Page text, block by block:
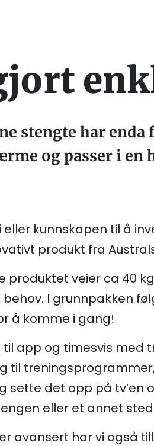
stengte har enda
og passer i en
kunnskapen til å
produkt fra
produktet veier ca 40
I grunnpakken
å komme i gang!
app og timesvis med
til
sette det opp på tv’en
eller et annet
avansert har vi også